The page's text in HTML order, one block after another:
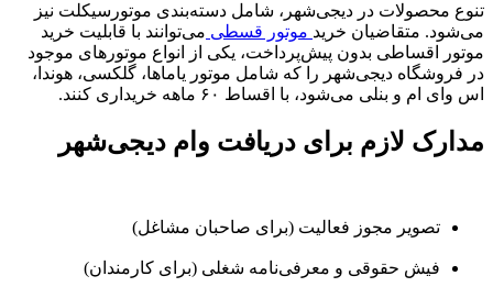
تنوع محصولات در دیجی‌شهر، شامل دسته‌بندی موتورسیکلت نیز
می‌شود. متقاضیان خرید موتور قسطی می‌توانند با قابلیت خرید
موتور اقساطی بدون پیش‌پرداخت، یکی از انواع موتورهای موجود
در فروشگاه دیجی‌شهر را که شامل موتور یاماها، گلکسی، هوندا،
اس وای ام و بنلی می‌شود، با اقساط ۶۰ ماهه خریداری کنند.
مدارک لازم برای دریافت وام دیجی‌شهر
تصویر مجوز فعالیت (برای صاحبان مشاغل)
فیش حقوقی و معرفی‌نامه شغلی (برای کارمندان)